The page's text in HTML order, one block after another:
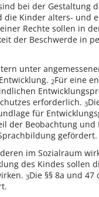
bei der Gestaltung
Kinder alters- und
Rechte sollen in
der Beschwerde in
unter
2Für eine
erforderlich.3
für
der Beobachtung
gefördert.
im Sozialraum
des Kindes sollen
3Die §§ 8a und 47